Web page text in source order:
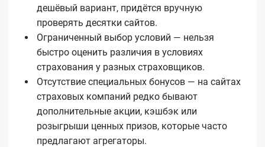
дешёвый вариант, придётся вручную
проверять десятки сайтов.
Ограниченный выбор условий — нельзя
быстро оценить различия в условиях
страхования у разных страховщиков.
Отсутствие специальных бонусов — на сайтах
страховых компаний редко бывают
дополнительные акции, кэшбэк или
розыгрыши ценных призов, которые часто
предлагают агрегаторы.